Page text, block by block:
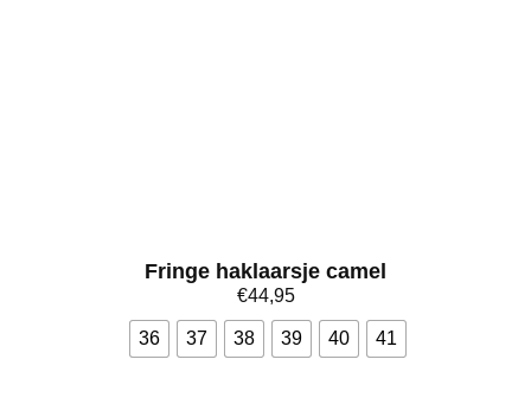
Fringe haklaarsje camel
€44,95
36 37 38 39 40 41